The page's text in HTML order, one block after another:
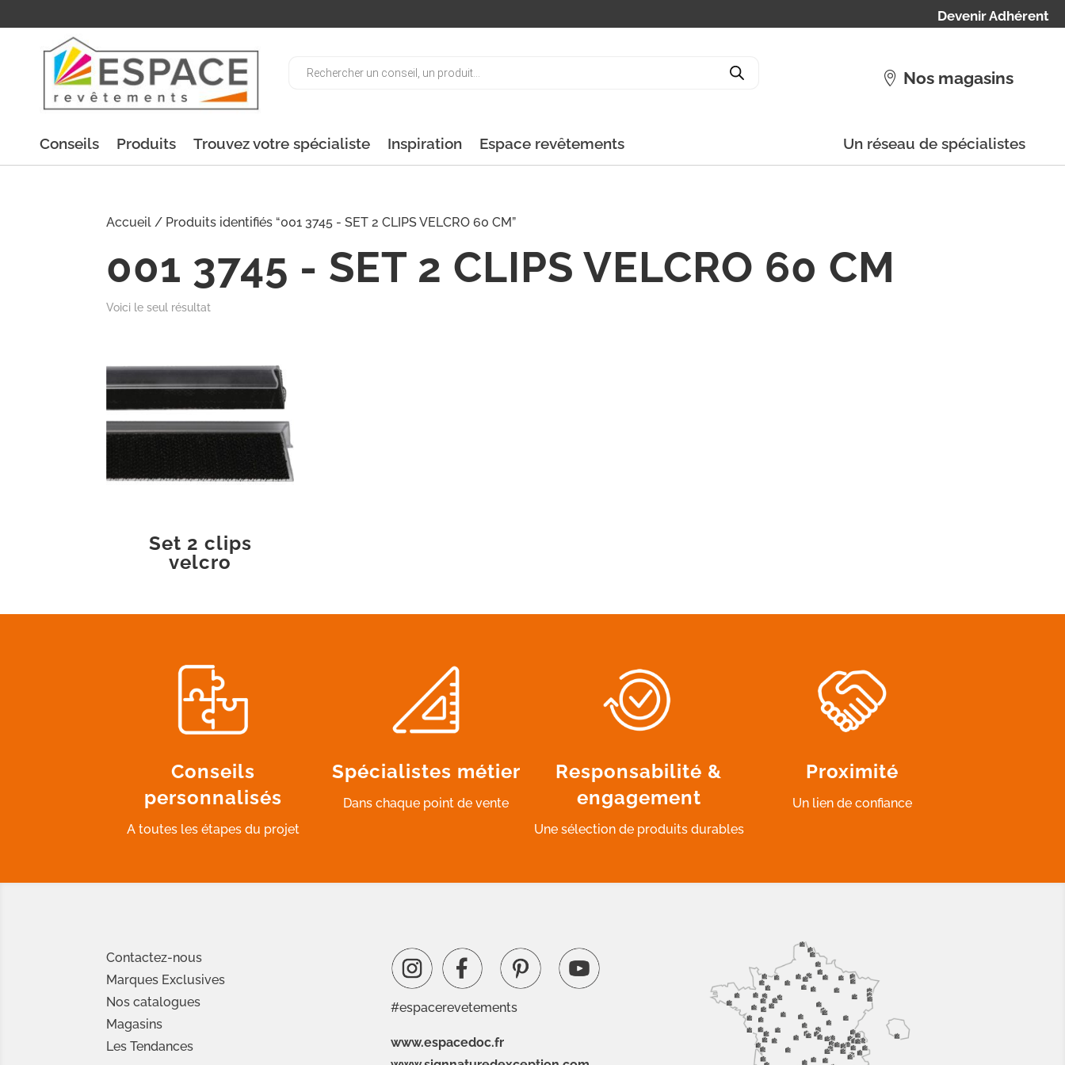
Devenir Adhérent
Nos magasins
Conseils Produits Trouvez votre spécialiste Inspiration Espace revêtements Un réseau de spécialistes
Accueil / Produits identifiés “001 3745 - SET 2 CLIPS VELCRO 60 CM”
001 3745 - SET 2 CLIPS VELCRO 60 CM
Voici le seul résultat
Set 2 clips
velcro
Conseils
personnalisés
A toutes les étapes du projet
Spécialistes métier
Dans chaque point de vente
Responsabilité &
engagement
Une sélection de produits durables
Proximité
Un lien de confiance
Contactez-nous
Marques Exclusives
Nos catalogues
Magasins
Les Tendances
#espacerevetements
www.espacedoc.fr